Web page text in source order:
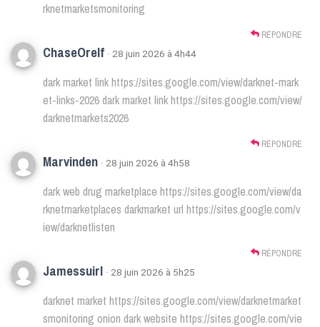
rknetmarketsmonitoring
RÉPONDRE
ChaseOrelf · 28 juin 2026 à 4h44
dark market linkhttps://sites.google.com/view/darknet-mark
et-links-2026dark market linkhttps://sites.google.com/view/
darknetmarkets2026
RÉPONDRE
Marvinden · 28 juin 2026 à 4h58
dark web drug marketplace https://sites.google.com/view/da
rknetmarketplaces darkmarket url https://sites.google.com/v
iew/darknetlisten
RÉPONDRE
Jamessuirl · 28 juin 2026 à 5h25
darknet market https://sites.google.com/view/darknetmarket
smonitoring onion dark website https://sites.google.com/vie